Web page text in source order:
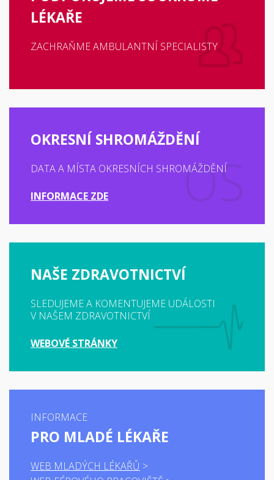
LÉKAŘE
ZACHRAŇME AMBULANTNÍ SPECIALISTY
OKRESNÍ SHROMÁŽDĚNÍ
DATA A MÍSTA OKRESNÍCH SHROMÁŽDĚNÍ
INFORMACE ZDE
NAŠE ZDRAVOTNICTVÍ
SLEDUJEME A KOMENTUJEME UDÁLOSTI
V NAŠEM ZDRAVOTNICTVÍ
WEBOVÉ STRÁNKY
INFORMACE
PRO MLADÉ LÉKAŘE
WEB MLADÝCH LÉKAŘŮ